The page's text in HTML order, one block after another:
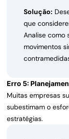
Solução:
que
Analise como
movimentos
Erro 5:
Muitas empresas
subestimam o
estratégias.